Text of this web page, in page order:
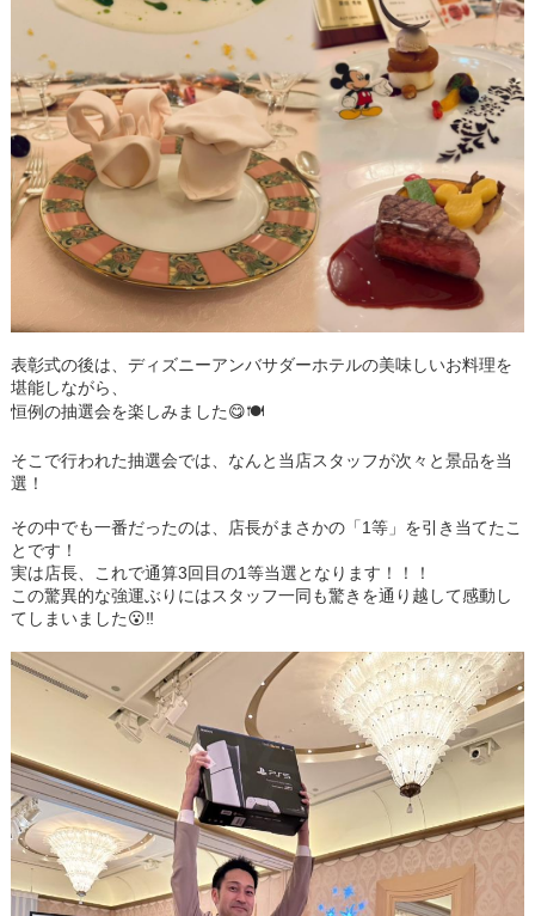
表彰式の後は、ディズニーアンバサダーホテルの美味しいお料理を
堪能しながら、
恒例の抽選会を楽しみました😋🍽️
そこで行われた抽選会では、なんと当店スタッフが次々と景品を当
選！
その中でも一番だったのは、店長がまさかの「1等」を引き当てたこ
とです！
実は店長、これで通算3回目の1等当選となります！！！
この驚異的な強運ぶりにはスタッフ一同も驚きを通り越して感動し
てしまいました😮‼️